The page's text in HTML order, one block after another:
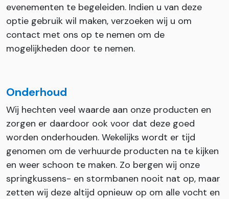
evenementen te begeleiden. Indien u van deze
optie gebruik wil maken, verzoeken wij u om
contact met ons op te nemen om de
mogelijkheden door te nemen.
Onderhoud
Wij hechten veel waarde aan onze producten en
zorgen er daardoor ook voor dat deze goed
worden onderhouden. Wekelijks wordt er tijd
genomen om de verhuurde producten na te kijken
en weer schoon te maken. Zo bergen wij onze
springkussens- en stormbanen nooit nat op, maar
zetten wij deze altijd opnieuw op om alle vocht en